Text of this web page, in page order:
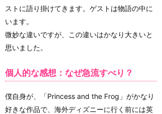
ストに語り掛けてきます。ゲストは物語の中に
います。
微妙な違いですが、この違いはかなり大きいと
思いました。
個人的な感想：なぜ急流すべり？
僕自身が、「Princess and the Frog」がかなり
好きな作品で、海外ディズニーに行く前には英